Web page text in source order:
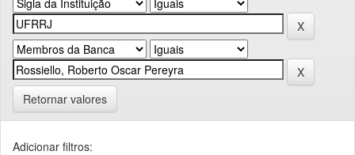
Retornar valores
Adicionar filtros: